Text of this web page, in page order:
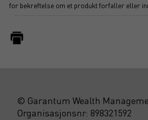
for bekreftelse om et produkt forfaller eller
© Garantum Wealth
Organisasjonsnr: 898321592